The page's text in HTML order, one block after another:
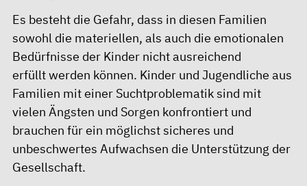
Es besteht die Gefahr, dass in diesen Familien
sowohl die materiellen, als auch die emotionalen
Bedürfnisse der Kinder nicht ausreichend
erfüllt werden können. Kinder und Jugendliche aus
Familien mit einer Suchtproblematik sind mit
vielen Ängsten und Sorgen konfrontiert und
brauchen für ein möglichst sicheres und
unbeschwertes Aufwachsen die Unterstützung der
Gesellschaft.